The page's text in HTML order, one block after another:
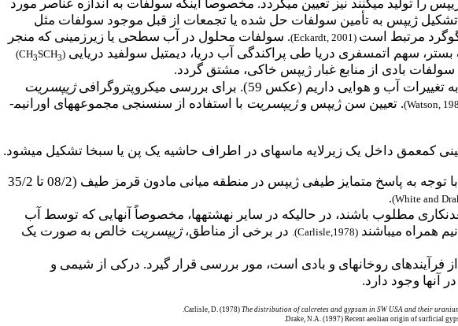
را تولید می­کنند نیز تعیین می­گردد. مخصوصاً اینکه سولفات به اندازه عناصر مورد
تشکیل ژیپس به تأمین سولفات حل شده یا تجمعات از قبل موجود سولفات مثل
گوگرد مرتبط است (
Eckardt, 2001
)
. سولفات محلول در آب سطحی یا زیرزمینی که منجر
سهم اتمسفری دریا طی پراکندگی آب دریا، دی­متیل سولفید دریایی (
CH3SCH3
)
سولفات بادی از منابع غبار ژیپس خاکی، مشتق گردد.
به تغییرات آب و هوایی داریم (عکس 59). برای بررسی میکروپتروگرافی
ژیپسریت
Watson,
). تعیین سن ژیپس وژیپسریتبا استفاده از سن­سنجی مجموعه­های اورانیم­
را با استفاده از اطلاعات سنجش از راه دور مپ کنیم. با توجه به پاسخ متمایز طیفی ژیپس در منطقه میانی مادون قرمز طیف (08/2 تا 35/2
White and
)
.
مطلوب باشند، در حالیکه در سایر نهشته­ها، مخصوصاً آنهایی که توسط آب
همراه می­باشند (Carlisle,1978) در برخی از مناطق،ژیپسریت خالص به صورت یک
فرآیندهای روخانه­ای و بادی است، مور بررسی قرار گیرد. درکی از شیمی و
آنها وجود دارد.
Carlisle, D. (1978) The distribution of calcretes and gypsum in SW USA and their
Drake, N.A. (1997) Recent aeolian origin of surficial